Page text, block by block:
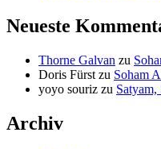
Neueste
Thorne Galvan zu
Doris Fürst zu Soham
yoyo souriz zu Satyam,
Archiv